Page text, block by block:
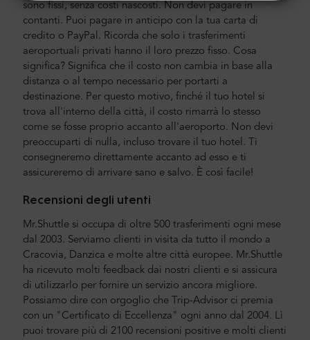
sono fissi, senza costi nascosti. Non devi pagare in
contanti. Puoi pagare in anticipo con la tua carta di
credito o PayPal. Ricorda che solo i trasferimenti
aeroportuali privati hanno il loro prezzo fisso. Cosa
significa? Significa che il costo non cambia in base alla
distanza o al tempo necessario per portarti a
destinazione. Per questo motivo, finché il tuo hotel si
trova all'interno della città, il costo rimarrà lo stesso
come se fosse proprio accanto all'aeroporto. Non devi
preoccuparti di nulla, incluso trovare il tuo hotel. Ti
consegneremo direttamente accanto ad esso e ti
assicureremo di arrivare sano e salvo. È così facile!
Recensioni degli utenti
Mr.Shuttle si occupa di oltre 500 trasferimenti ogni mese
dal 2003. Serviamo clienti in visita da tutto il mondo a
Cracovia, Danzica e molte altre città europee. Mr.Shuttle
ha ricevuto molti feedback dai nostri clienti e si assicura
di utilizzarlo per fornire un servizio ancora migliore.
Possiamo dire con orgoglio che Trip-Advisor ci premia
con un "Certificato di Eccellenza" ogni anno dal 2004. Lì
puoi trovare più di 2100 recensioni positive e molti clienti